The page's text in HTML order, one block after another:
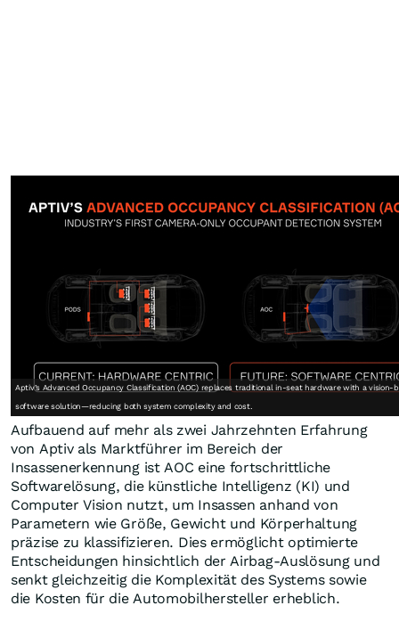
Aptiv’s Advanced Occupancy Classification (AOC) replaces traditional in-seat hardware with a vision-
software solution—reducing both system complexity and cost.
Aufbauend auf mehr als zwei Jahrzehnten Erfahrung
von Aptiv als Marktführer im Bereich der
Insassenerkennung ist AOC eine fortschrittliche
Softwarelösung, die künstliche Intelligenz (KI) und
Computer Vision nutzt, um Insassen anhand von
Parametern wie Größe, Gewicht und Körperhaltung
präzise zu klassifizieren. Dies ermöglicht optimierte
Entscheidungen hinsichtlich der Airbag-Auslösung und
senkt gleichzeitig die Komplexität des Systems sowie
die Kosten für die Automobilhersteller erheblich.